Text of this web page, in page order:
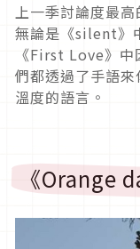
上一季討論度最高
無論是《silent》
《First Love》中
們都透過了手語
溫度的語言。
《Orange